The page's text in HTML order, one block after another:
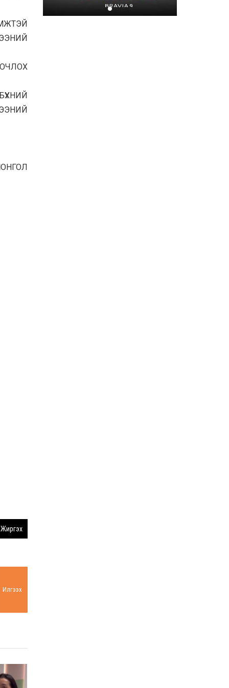
Жиргэх
Илгээх
Хором бүр усаа